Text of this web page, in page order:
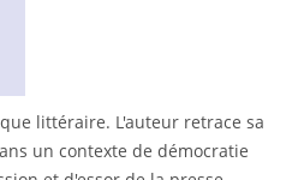
littéraire. L'auteur retrace sa
un contexte de démocratie